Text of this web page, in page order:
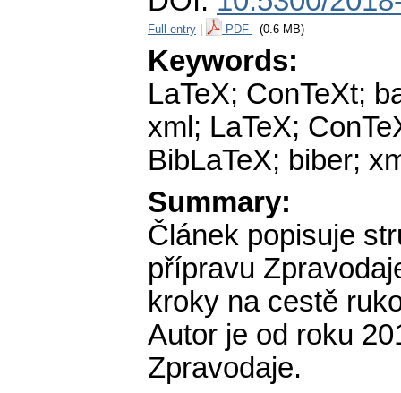
Full entry PDF (0.6 MB)
Keywords:
LaTeX; ConTeXt;
xml; LaTeX;
BibLaTeX; biber;
Summary:
Článek popisuje
přípravu
kroky na cestě
Autor je od roku
Zpravodaje.